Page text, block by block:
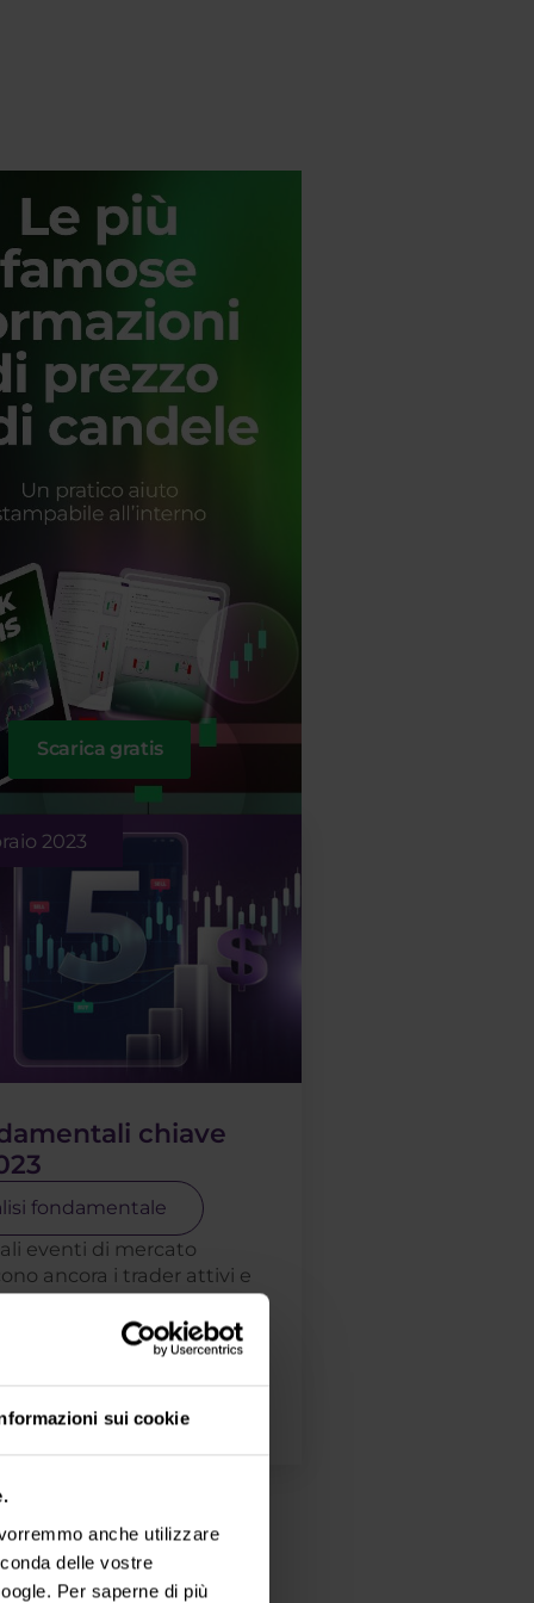
sui cookie
anche utilizzare
delle vostre
Per saperne di più
Scarica gratis
2023
chiave
fondamentale
eventi di mercato
ancora i trader attivi e
piuttosto che gli
Se avete intenzione di
quest'anno, o se l'avete
. . .
più